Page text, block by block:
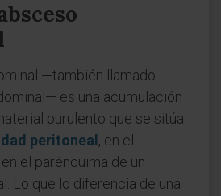
—también llamado
es una acumulación
purulento que se sitúa
peritoneal , en el
el parénquima de un
Lo que lo diferencia de una